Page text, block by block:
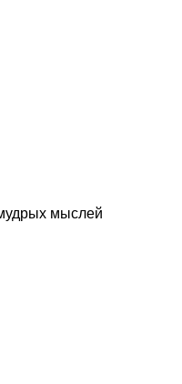
мыслей